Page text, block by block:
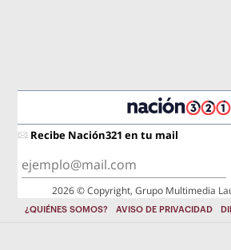
Recibe Nación321 en tu mail
2026 © Copyright, Grupo Multimedia
¿QUIÉNES SOMOS? AVISO DE PRIVACIDAD